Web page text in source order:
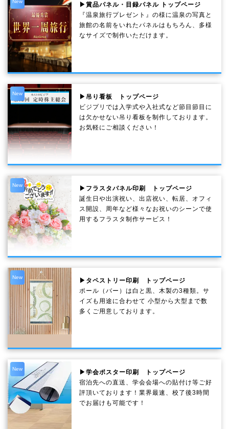
New
▶賞品パネル・目録パネル トップページ
『温泉旅行プレゼント』の様に温泉の写真と
旅館の名前をいれたパネルはもちろん、多様
なサイズで制作いただけます。
New
▶吊り看板 トップページ
ビジプリでは入学式や入社式など節目節目に
は欠かせない吊り看板を制作しております。
お気軽にご相談ください！
New
▶フラスタパネル印刷 トップページ
誕生日や出演祝い、出店祝い、転居、オフィ
ス開設、周年など様々なお祝いのシーンで使
用するフラスタ制作サービス！
New
▶タペストリー印刷 トップページ
ポール（バー）は白と黒、木製の3種類。サ
イズも用途に合わせて 小型から大型まで数
多くご用意しております。
New
▶学会ポスター印刷 トップページ
宿泊先への直送、学会会場への貼付け等ご好
評頂いております！業界最速、校了後3時間
でお届けも可能です！